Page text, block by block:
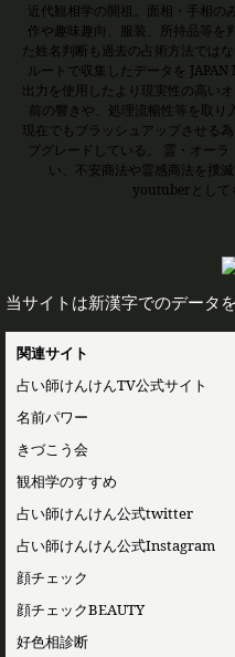
近代観相学の開祖。面相・手相の
作や趣味趣向、服装、所持品等を
た姓名判断も過去の占術方法では
ルートで収集したデータを
出力を使用したより現実性の高い
前の響きや、処理流暢性等を取り
現在でもブラッシュアップさせる
プグレードしている。 霊・オー
い、不安商法や霊感商法を撲
youtuberとして
当サイトは新漢字でのデータ
関連サイト
占い師けんけんTV公式サイト
名前パワー
きづこう会
観相学のすすめ
占い師けんけん公式twitter
占い師けんけん公式Instagram
顔チェック
顔チェックBEAUTY
好色相診断